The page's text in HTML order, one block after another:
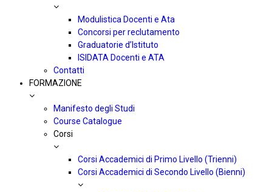
Modulistica Docenti e Ata
Concorsi per reclutamento
Graduatorie d’Istituto
ISIDATA Docenti e ATA
Contatti
FORMAZIONE
Manifesto degli Studi
Course Catalogue
Corsi
Corsi Accademici di Primo Livello (Trienni)
Corsi Accademici di Secondo Livello (Bienni)